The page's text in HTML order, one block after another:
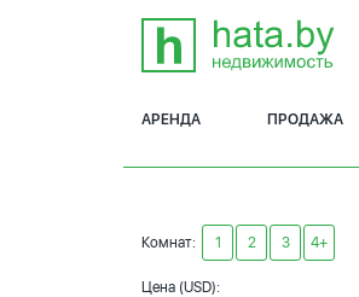
АРЕНДА ПРОДАЖА
Комнат: 1 2 3 4+
Цена (USD):